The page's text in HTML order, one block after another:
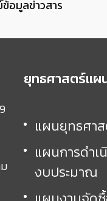
อมูลข่าวสาร
ยุทธศาสตร์แผ
แผนยุทธศาส
แผนการดำเ
งบประมาณ